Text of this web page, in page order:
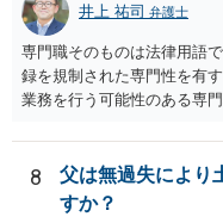
井上 祐司 弁護士
専門職そのものは法律用語
録を規制された専門性を有
業務を行う可能性のある専
士はほぼ無条件で成年後見
受講して継続研修を受講し
選任された場合には専門職
8
父は無過失により
すか？